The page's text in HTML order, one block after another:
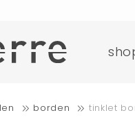
borden tinklet